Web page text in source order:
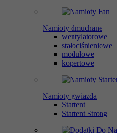
Namioty dmuchane
wentylatorowe
stałociśnieniowe
modułowe
kopertowe
Namioty gwiazda
Startent
Startent Strong